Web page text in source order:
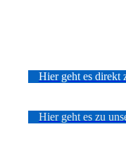
Hier geht es direkt
Hier geht es zu